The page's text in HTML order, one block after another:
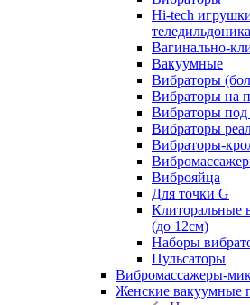
Hi-tech
Вагинально-
Вакуумные
Вибраторы
Вибраторы на
Вибраторы
Вибраторы
Вибраторы-
Виброяйца
Для точки G
Клиторальные
(до 12см)
Наборы
Пульсаторы
Вибромассажеры-
Женские вакуумные